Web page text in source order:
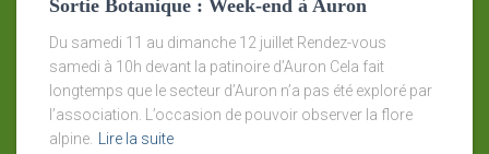
Sortie Botanique : Week-end à Auron
Du samedi 11 au dimanche 12 juillet Rendez-vous
samedi à 10h devant la patinoire d’Auron Cela fait
longtemps que le secteur d’Auron n’a pas été exploré par
l’association. L’occasion de pouvoir observer la flore
alpine.
Lire la suite